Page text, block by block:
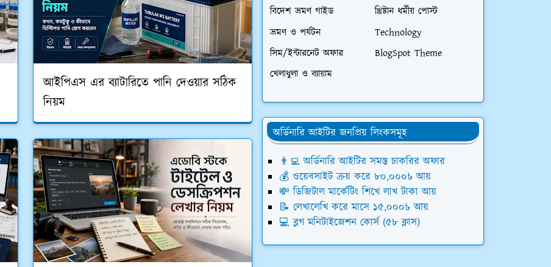
আইপিএস এর ব্যাটারিতে পানি দেওয়ার সঠিক
নিয়ম
বিদেশ ভ্রমণ গাইড
খ্রিষ্টান ধর্মীয় পোস্ট
ভ্রমণ ও পর্যটন
Technology
সিম/ইন্টারনেট অফার
BlogSpot Theme
খেলাধুলা ও ব্যায়াম
অর্ডিনারি আইটির জনপ্রিয় লিংকসমূহ
👨‍💻 অর্ডিনারি আইটির সমস্ত চাকরির অফার
💰 ওয়েবসাইট ক্রয় করে ৮০,০০০৳ আয়
💸 ডিজিটাল মার্কেটিং শিখে লাখ টাকা আয়
📝 লেখালেখি করে মাসে ১৫,০০০৳ আয়
💻 ব্লগ মনিটাইজেশন কোর্স (৫৮ ক্লাস)